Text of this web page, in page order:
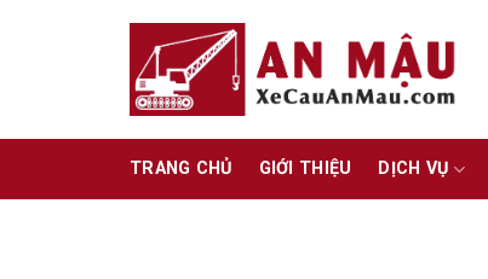
TRANG CHỦ GIỚI THIỆU DỊCH VỤ